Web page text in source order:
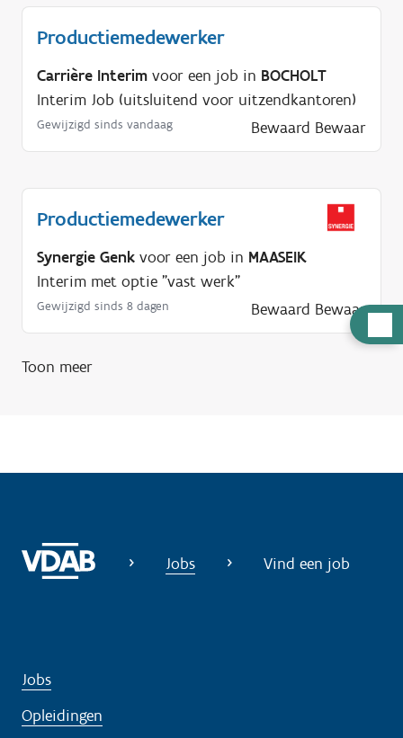
u
d
Productiemedewerker
Carrière Interim voor een job in BOCHOLT
Interim Job (uitsluitend voor uitzendkantoren)
Gewijzigd sinds vandaag Bewaard Bewaar
Productiemedewerker
Synergie Genk voor een job in MAASEIK
Interim met optie "vast werk"
Gewijzigd sinds 8 dagen Bewaard Bewaar
Toon meer
Jobs Vind een job
Jobs
Opleidingen